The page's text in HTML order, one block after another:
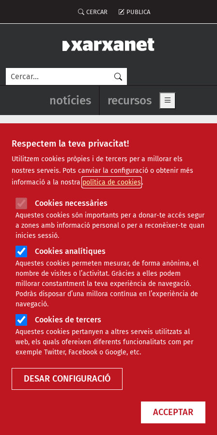
Respectem la teva privacitat!
Utilitzem cookies pròpies i de tercers per a millorar els
nostres serveis. Pots canviar la configuració o obtenir més
informació a la nostra política de cookies
Cookies necessàries
Aquestes cookies són importants per a donar-te accés segur
a zones amb informació personal o per a reconèixer-te quan
inicies sessió.
Cookies analítiques
Aquestes cookies permeten mesurar, de forma anònima, el
nombre de visites o l’activitat. Gràcies a elles podem
millorar constantment la teva experiència de navegació.
Podràs disposar d’una millora contínua en l’experiència de
navegació.
Cookies de tercers
Aquestes cookies pertanyen a altres serveis utilitzats al
web, els quals ofereixen diferents funcionalitats com per
exemple Twitter, Facebook o Google, etc.
DESAR CONFIGURACIÓ
ACCEPTAR
Menú del compte d'usuari
CERCAR PUBLICA
Cerca
Navegació principal de
notícies recursos Show main
Notícies
Totes | Ambiental | Comunitari | Cultural | Social
|
Internacional | Projectes | Jurídic | Tecnològic
Formació
Agenda